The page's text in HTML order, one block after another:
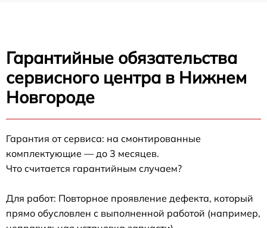
Гарантийные обязательства
сервисного центра в Нижнем
Новгороде
Гарантия от сервиса: на смонтированные
комплектующие — до 3 месяцев.
Что считается гарантийным случаем?
Для работ: Повторное проявление дефекта, который
прямо обусловлен с выполненной работой (например,